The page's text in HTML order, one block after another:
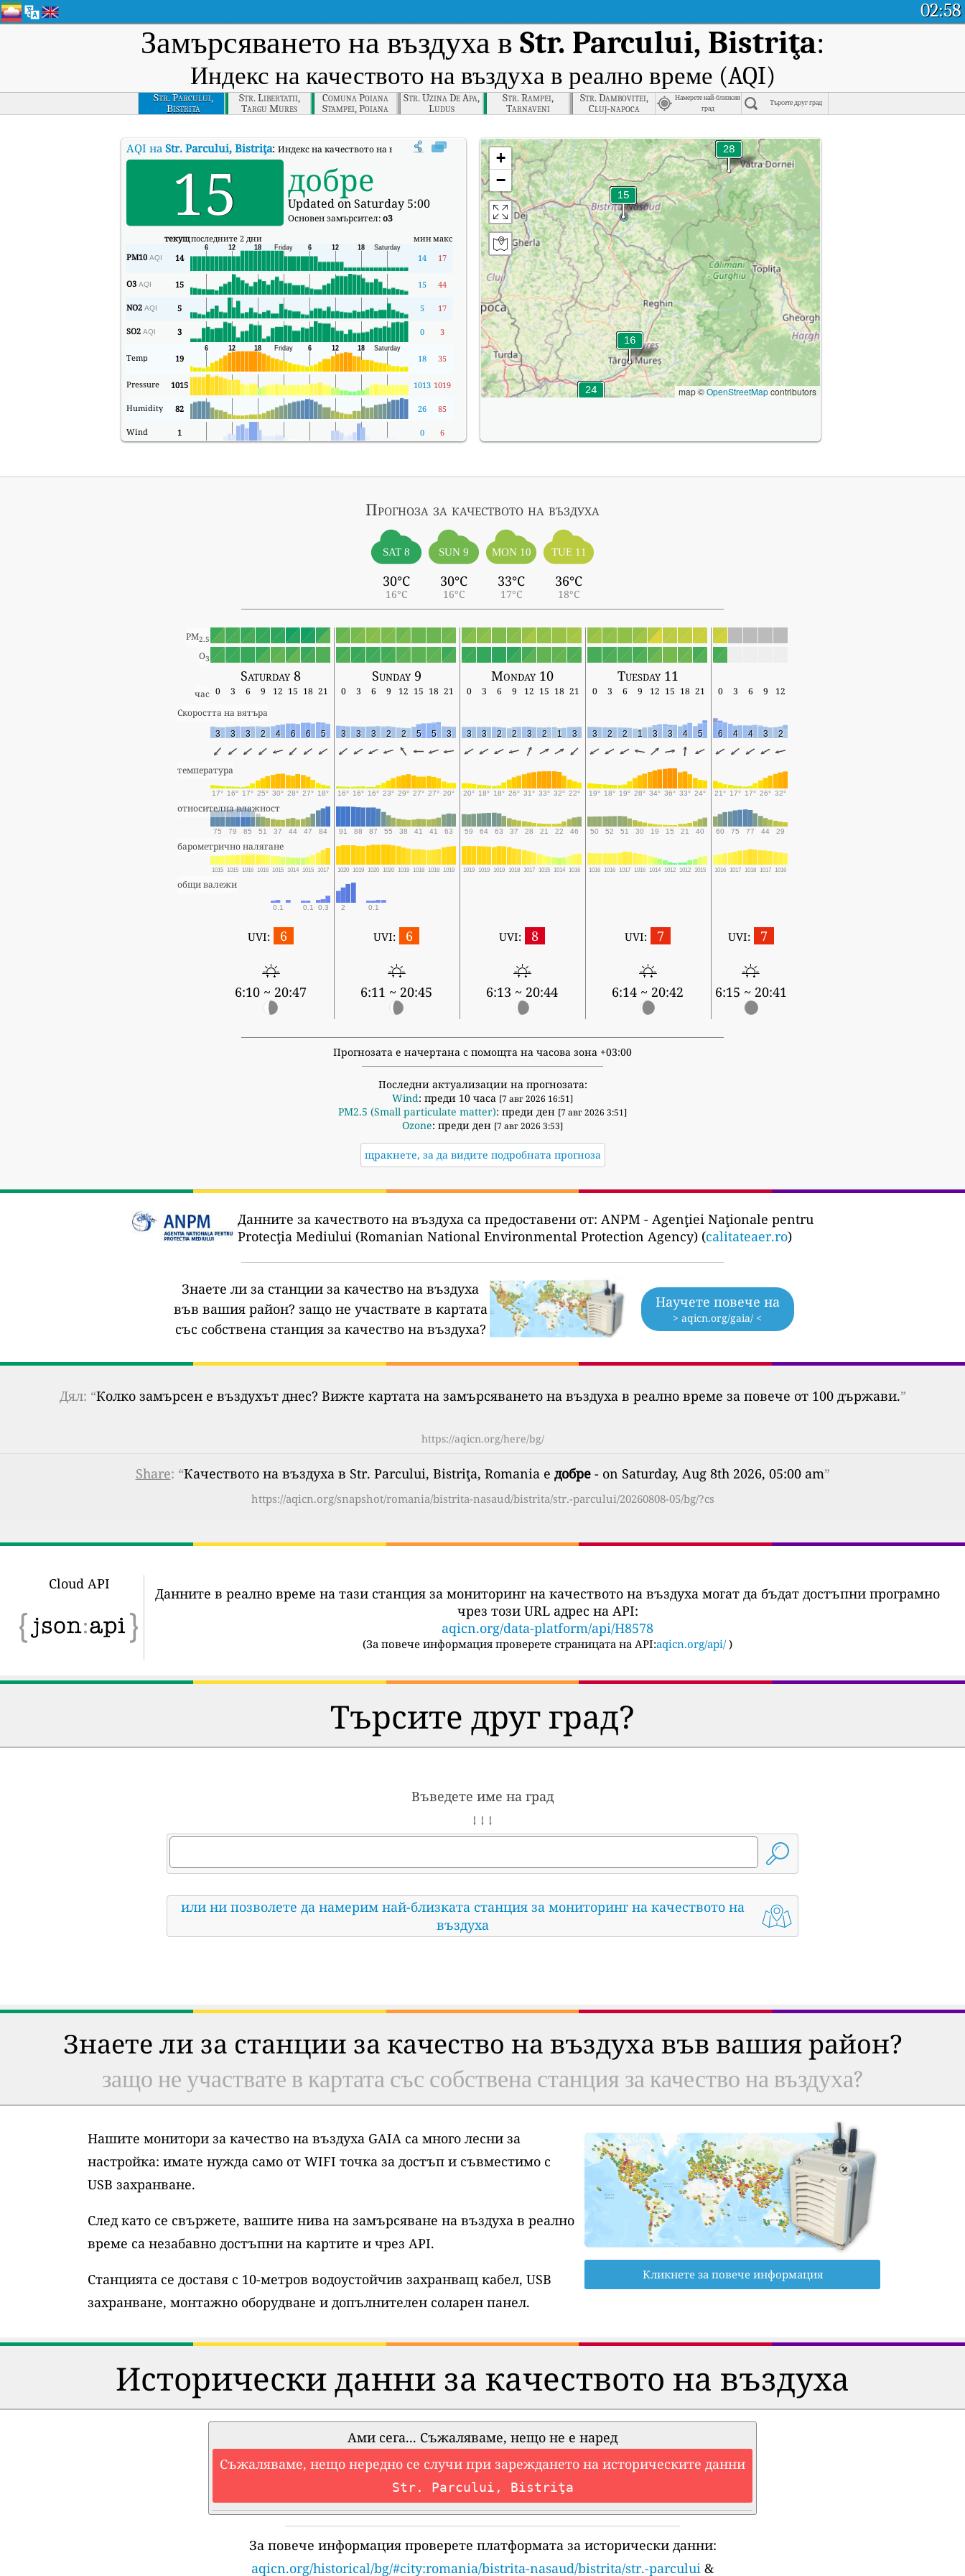
02:58
Замърсяването на въздуха в Str. Parcului, Bistriţa:
Индекс на качеството на въздуха в реално време (AQI)
Str. Parcului,
Bistrita
Str. Libertatii,
Targu Mures
Comuna Poiana
Stampei, Poiana
Stampei
Str. Uzina De Apa,
Ludus
Str. Rampei,
Tarnaveni
Str. Dambovitei,
Cluj-napoca
Намерете най-близкия
град
Търсете друг град
AQI на Str. Parcului, Bistriţa: Индекс на качеството на въздуха в реално време (AQI) на Str. Parcului, Bistriţa.
15 добре
Updated on Saturday 5:00
Основен замърсител:o3
текущпоследните 2 дни минмакс
PM10 AQI 14 14 17
O3 AQI 15 15 44
NO2 AQI 5 5 17
SO2 AQI 3 0 3
Temp 19 18 35
Pressure 1015 1013 1019
Humidity 82 26 85
Wind 1 0 6
+
−
map ©OpenStreetMapcontributors
Прогноза за качеството на въздуха
SAT 8
30°C
16°C
SUN 9
30°C
16°C
MON 10
33°C
17°C
TUE 11
36°C
18°C
PM2.5
O3
Saturday 8 Sunday 9 Monday 10 Tuesday 11
час 0 3 6 9 12 15 18 21 0 3 6 9 12 15 18 21 0 3 6 9 12 15 18 21 0 3 6 9 12 15 18 21 0 3 6 9
12
Скоростта на вятъра
3 3 3 2 4 6 6 5 3 3 3 2 2 5 5 3 3 3 2 2 3 2 1 3 3 2 2 1 3 3 4 5 6 4 4 3 2
температура
17° 16° 17° 25° 30° 28° 27° 18° 16° 16° 16° 23° 29° 27° 27° 20° 20° 18° 18° 26° 31° 33° 32° 22° 19° 18° 19° 28° 34° 36° 33° 24° 21° 17° 17° 26° 32°
относителна влажност
75 79 85 51 37 44 47 84 91 88 87 55 38 41 41 63 59 64 63 37 28 21 22 46 50 52 51 30 19 15 21 40 60 75 77 44 29
барометрично налягане
1015 1015 1016 1016 1015 1014 1015 1017 1020 1019 1020 1020 1019 1018 1018 1019 1019 1019 1019 1018 1017 1015 1014 1016 1016 1016 1017 1016 1014 1012 1012 1015 1016 1017 1018 1017 1016
общи валежи
0.1 0.1 0.3 2 0.1
UVI: 6
6:10 ~ 20:47
UVI: 6
6:11 ~ 20:45
UVI: 8
6:13 ~ 20:44
UVI: 7
6:14 ~ 20:42
UVI: 7
6:15 ~ 20:41
Прогнозата е начертана с помощта на часова зона +03:00
Последни актуализации на прогнозата:
Wind: преди 10 часа [7 авг 2026 16:51]
PM2.5 (Small particulate matter): преди ден [7 авг 2026 3:51]
Ozone: преди ден [7 авг 2026 3:53]
щракнете, за да видите подробната прогноза
Данните за качеството на въздуха са предоставени от: ANPM - Agenţiei Naţionale pentru
Protecţia Mediului (Romanian National Environmental Protection Agency) (calitateaer.ro)
Знаете ли за станции за качество на въздуха
във вашия район? защо не участвате в картата
със собствена станция за качество на въздуха?
Научете повече на
> aqicn.org/gaia/ <
Дял: “Колко замърсен е въздухът днес? Вижте картата на замърсяването на въздуха в реално време за повече от 100 държави.”
https://aqicn.org/here/bg/
Share: “Качеството на въздуха в Str. Parcului, Bistriţa, Romania е добре- on Saturday, Aug 8th 2026, 05:00 am”
https://aqicn.org/snapshot/romania/bistrita-nasaud/bistrita/str.-parcului/20260808-05/bg/?cs
Cloud API
Данните в реално време на тази станция за мониторинг на качеството на въздуха могат да бъдат достъпни програмно
чрез този URL адрес на API:
aqicn.org/data-platform/api/H8578
(За повече информация проверете страницата на API:aqicn.org/api/ )
Търсите друг град?
Въведете име на град
↓ ↓ ↓
или ни позволете да намерим най-близката станция за мониторинг на качеството на
въздуха
Знаете ли за станции за качество на въздуха във вашия район?
защо не участвате в картата със собствена станция за качество на въздуха?
Нашите монитори за качество на въздуха GAIA са много лесни за
настройка: имате нужда само от WIFI точка за достъп и съвместимо с
USB захранване.
След като се свържете, вашите нива на замърсяване на въздуха в реално
време са незабавно достъпни на картите и чрез API.
Станцията се доставя с 10-метров водоустойчив захранващ кабел, USB
захранване, монтажно оборудване и допълнителен соларен панел.
Кликнете за повече информация
Исторически данни за качеството на въздуха
Ами сега... Съжаляваме, нещо не е наред
Съжаляваме, нещо нередно се случи при зареждането на историческите данни
Str. Parcului, Bistriţa
За повече информация проверете платформата за исторически данни:
aqicn.org/historical/bg/#city:romania/bistrita-nasaud/bistrita/str.-parcului &